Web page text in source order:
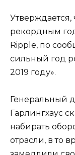
Утверждается,
рекордным
Ripple, по
сильный год
2019 году».
Генеральный
Гарлингхаус
набирать
отрасли, в то